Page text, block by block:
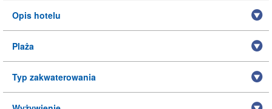
Opis hotelu
Plaża
Typ zakwaterowania